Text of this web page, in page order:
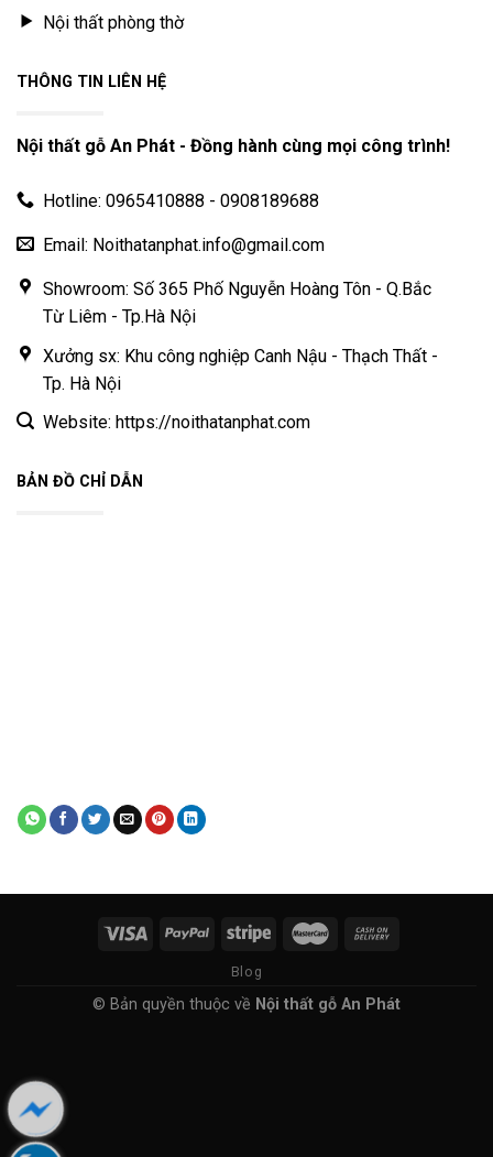
Nội thất phòng thờ
THÔNG TIN LIÊN HỆ
Nội thất gỗ An Phát - Đồng hành cùng mọi công trình!
Hotline: 0965410888 - 0908189688
Email: Noithatanphat.info@gmail.com
Showroom: Số 365 Phố Nguyễn Hoàng Tôn - Q.Bắc
Từ Liêm - Tp.Hà Nội
Xưởng sx: Khu công nghiệp Canh Nậu - Thạch Thất -
Tp. Hà Nội
Website: https://noithatanphat.com
BẢN ĐỒ CHỈ DẪN
Blog
© Bản quyền thuộc về Nội thất gỗ An Phát